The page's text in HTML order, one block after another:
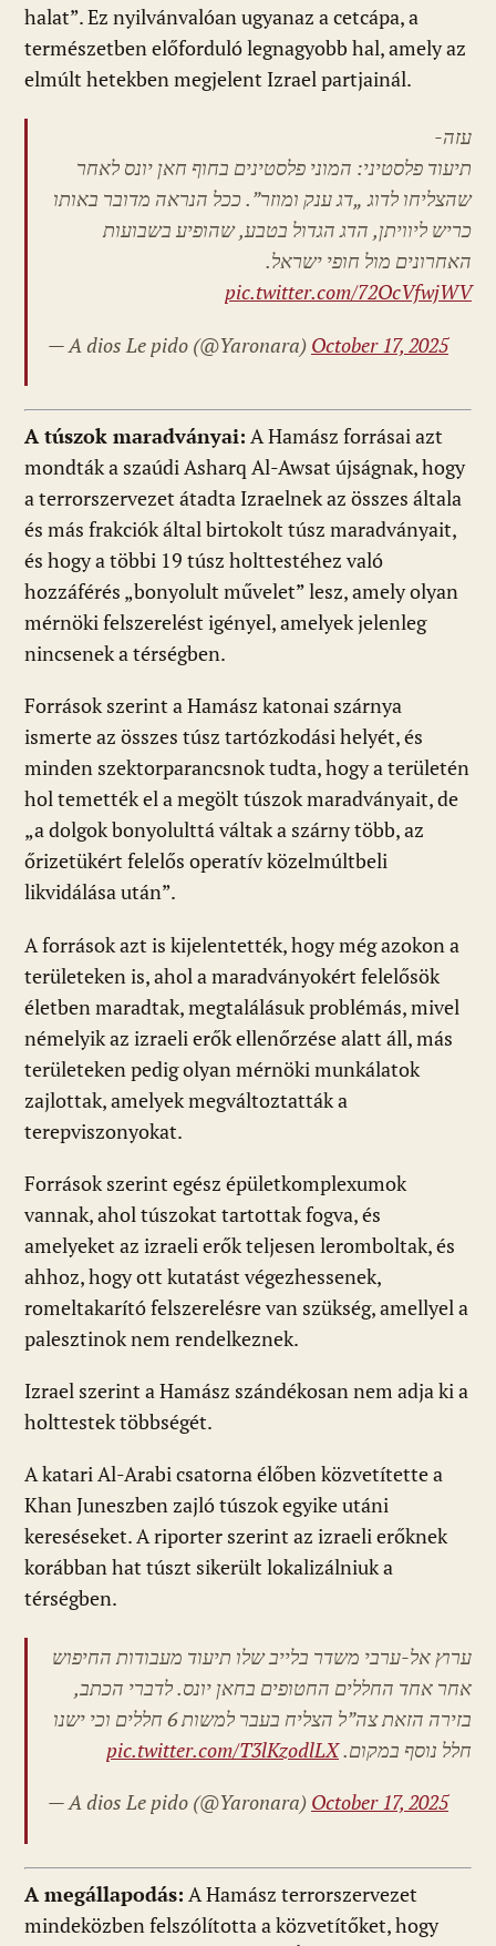
halat”. Ez nyilvánvalóan ugyanaz a cetcápa, a
természetben előforduló legnagyobb hal, amely az
elmúlt hetekben megjelent Izrael partjainál.
עזה-
תיעוד פלסטיני: המוני פלסטינים בחוף חאן יונס לאחר
שהצליחו לדוג „דג ענק ומוזר”. ככל הנראה מדובר באותו
כריש ליוויתן, הדג הגדול בטבע, שהופיע בשבועות
האחרונים מול חופי ישראל.
pic.twitter.com/72OcVfwjWV
— A dios Le pido (@Yaronara) October 17, 2025
A túszok maradványai: A Hamász forrásai azt
mondták a szaúdi Asharq Al-Awsat újságnak, hogy
a terrorszervezet átadta Izraelnek az összes általa
és más frakciók által birtokolt túsz maradványait,
és hogy a többi 19 túsz holttestéhez való
hozzáférés „bonyolult művelet” lesz, amely olyan
mérnöki felszerelést igényel, amelyek jelenleg
nincsenek a térségben.
Források szerint a Hamász katonai szárnya
ismerte az összes túsz tartózkodási helyét, és
minden szektorparancsnok tudta, hogy a területén
hol temették el a megölt túszok maradványait, de
„a dolgok bonyolulttá váltak a szárny több, az
őrizetükért felelős operatív közelmúltbeli
likvidálása után”.
A források azt is kijelentették, hogy még azokon a
területeken is, ahol a maradványokért felelősök
életben maradtak, megtalálásuk problémás, mivel
némelyik az izraeli erők ellenőrzése alatt áll, más
területeken pedig olyan mérnöki munkálatok
zajlottak, amelyek megváltoztatták a
terepviszonyokat.
Források szerint egész épületkomplexumok
vannak, ahol túszokat tartottak fogva, és
amelyeket az izraeli erők teljesen leromboltak, és
ahhoz, hogy ott kutatást végezhessenek,
romeltakarító felszerelésre van szükség, amellyel a
palesztinok nem rendelkeznek.
Izrael szerint a Hamász szándékosan nem adja ki a
holttestek többségét.
A katari Al-Arabi csatorna élőben közvetítette a
Khan Juneszben zajló túszok egyike utáni
kereséseket. A riporter szerint az izraeli erőknek
korábban hat túszt sikerült lokalizálniuk a
térségben.
ערוץ אל-ערבי משדר בלייב שלו תיעוד מעבודות החיפוש
אחר אחד החללים החטופים בחאן יונס. לדברי הכתב,
בזירה הזאת צה”ל הצליח בעבר למשות 6 חללים וכי ישנו
חלל נוסף במקום.pic.twitter.com/T3lKzodlLX
— A dios Le pido (@Yaronara) October 17, 2025
A megállapodás: A Hamász terrorszervezet
mindeközben felszólította a közvetítőket, hogy